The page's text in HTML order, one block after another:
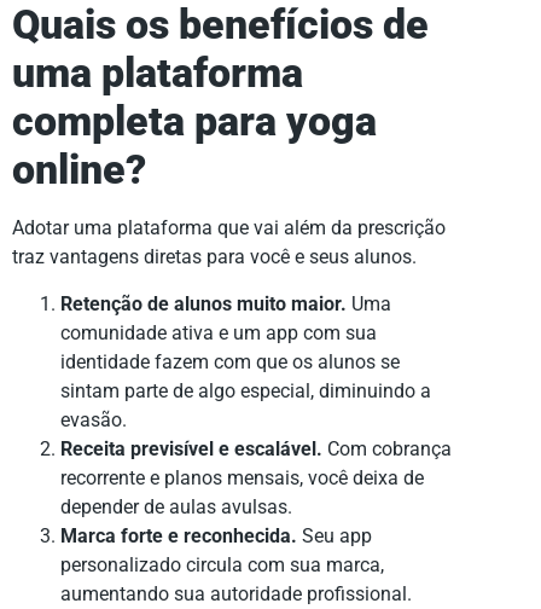
Quais os benefícios de
uma plataforma
completa para yoga
online?
Adotar uma plataforma que vai além da prescrição
traz vantagens diretas para você e seus alunos.
Retenção de alunos muito maior. Uma
comunidade ativa e um app com sua
identidade fazem com que os alunos se
sintam parte de algo especial, diminuindo a
evasão.
Receita previsível e escalável. Com cobrança
recorrente e planos mensais, você deixa de
depender de aulas avulsas.
Marca forte e reconhecida. Seu app
personalizado circula com sua marca,
aumentando sua autoridade profissional.